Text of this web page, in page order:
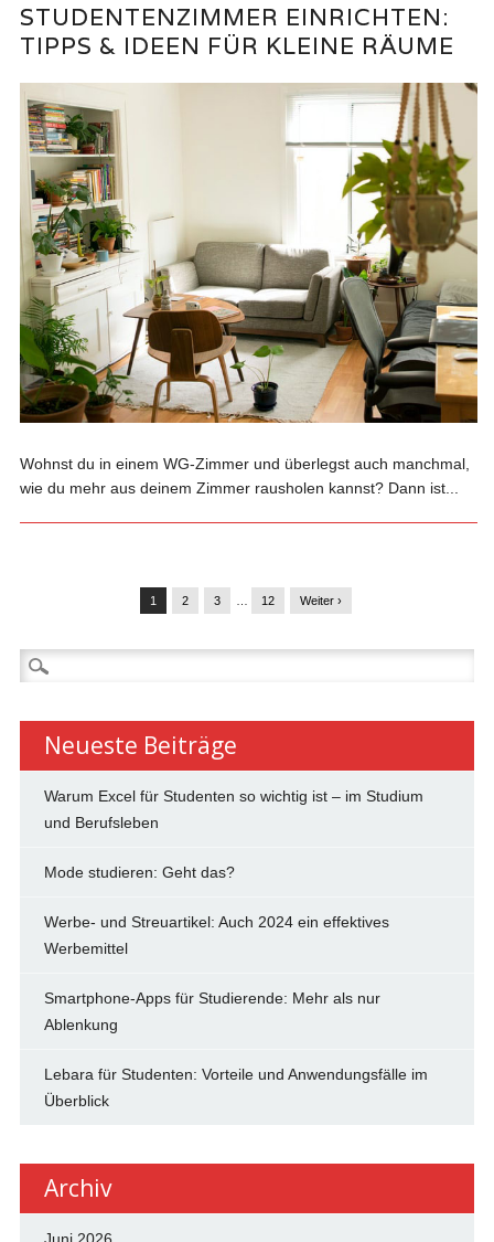
STUDENTENZIMMER EINRICHTEN:
TIPPS & IDEEN FÜR KLEINE RÄUME
Wohnst du in einem WG-Zimmer und überlegst auch manchmal,
wie du mehr aus deinem Zimmer rausholen kannst? Dann ist...
1 2 3 12 Weiter ›
Suchen
nach:
Neueste Beiträge
Warum Excel für Studenten so wichtig ist – im Studium
und Berufsleben
Mode studieren: Geht das?
Werbe- und Streuartikel: Auch 2024 ein effektives
Werbemittel
Smartphone-Apps für Studierende: Mehr als nur
Ablenkung
Lebara für Studenten: Vorteile und Anwendungsfälle im
Überblick
Archiv
Juni 2026